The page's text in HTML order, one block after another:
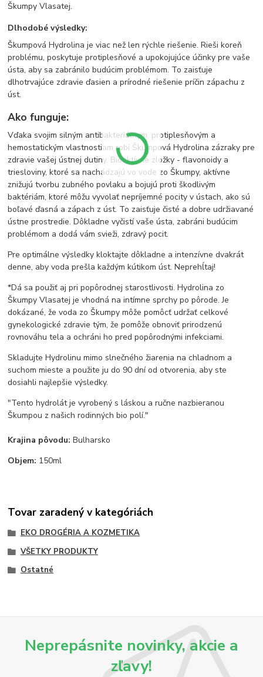
Škumpy Vlasatej.
Dlhodobé výsledky:
Škumpová Hydrolina je viac než len rýchle riešenie. Rieši koreň
problému, poskytuje protiplesňové a upokojujúce účinky pre vaše
ústa, aby sa zabránilo budúcim problémom. To zaisťuje
dlhotrvajúce zdravie ďasien a prírodné riešenie príčin zápachu z
úst.
Ako funguje:
Vďaka svojim silným antibakteriálnym, protiplesňovým a
hemostatickým vlastnostiam robí Škumpová Hydrolina zázraky pre
zdravie vašej ústnej dutiny. Bioaktívne zložky - flavonoidy a
triesloviny, ktoré sa nachádzajú vo vode zo Škumpy, aktívne
znižujú tvorbu zubného povlaku a bojujú proti škodlivým
baktériám, ktoré môžu vyvolať nepríjemné pocity v ústach, ako sú
boľavé ďasná a zápach z úst. To zaisťuje čisté a dobre udržiavané
ústne prostredie. Dôkladne vyčistí vaše ústa, zabráni budúcim
problémom a dodá vám svieži, zdravý pocit.
Pre optimálne výsledky kloktajte dôkladne a intenzívne dvakrát
denne, aby voda prešla každým kútikom úst. Neprehĺtaj!
*Dá sa použiť aj pri popôrodnej starostlivosti. Hydrolina zo
Škumpy Vlasatej je vhodná na intímne sprchy po pôrode. Je
dokázané, že voda zo Škumpy môže pomôcť udržať celkové
gynekologické zdravie tým, že pomôže obnoviť prirodzenú
rovnováhu tela a ochráni ho pred popôrodnými infekciami.
Skladujte Hydrolinu mimo slnečného žiarenia na chladnom a
suchom mieste a použite ju do 90 dní od otvorenia, aby ste
dosiahli najlepšie výsledky.
"Tento hydrolát je vyrobený s láskou a ručne nazbieranou
Škumpou z našich rodinných bio polí."
Krajina pôvodu: Bulharsko
Objem: 150ml
Tovar zaradený v kategóriách
EKO DROGÉRIA A KOZMETIKA
VŠETKY PRODUKTY
Ostatné
Neprepásnite novinky, akcie a
zľavy!